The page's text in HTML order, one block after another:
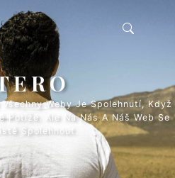
Weby Je Spolehnutí, Když
Potíže. Ale Na Nás A Náš Web Se
Spolehnout.